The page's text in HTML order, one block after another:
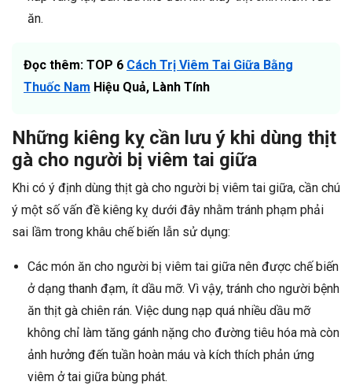
ăn.
Đọc thêm: TOP 6 Cách Trị Viêm Tai Giữa Bằng
Thuốc Nam Hiệu Quả, Lành Tính
Những kiêng kỵ cần lưu ý khi dùng thịt
gà cho người bị viêm tai giữa
Khi có ý định dùng thịt gà cho người bị viêm tai giữa, cần chú
ý một số vấn đề kiêng kỵ dưới đây nhằm tránh phạm phải
sai lầm trong khâu chế biến lẫn sử dụng:
Các món ăn cho người bị viêm tai giữa nên được chế biến
ở dạng thanh đạm, ít dầu mỡ. Vì vậy, tránh cho người bệnh
ăn thịt gà chiên rán. Việc dung nạp quá nhiều dầu mỡ
không chỉ làm tăng gánh nặng cho đường tiêu hóa mà còn
ảnh hưởng đến tuần hoàn máu và kích thích phản ứng
viêm ở tai giữa bùng phát.